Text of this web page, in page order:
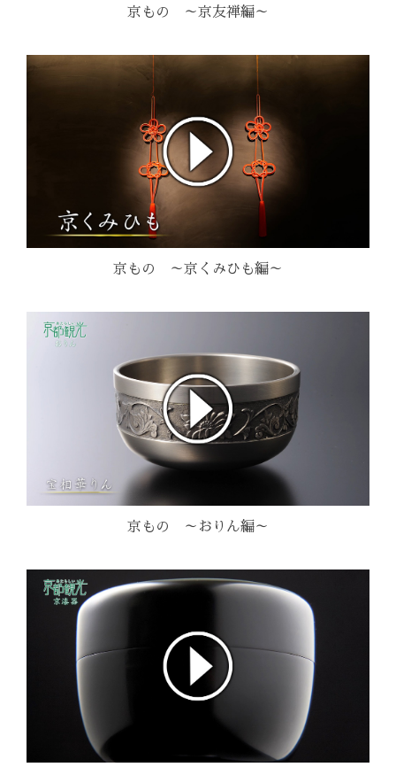
京もの ～京友禅編～
京もの ～京くみひも編～
京もの ～おりん編～